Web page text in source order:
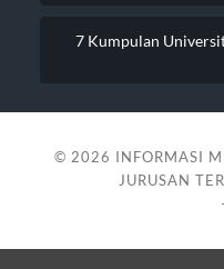
7 Kumpulan
© 2026 INFORMASI
JURUSAN